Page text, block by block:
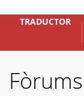
TRADUCTOR